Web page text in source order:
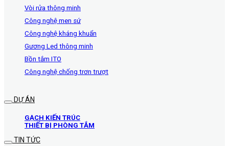
Vòi rửa thông minh
Công nghệ men sứ
Công nghệ kháng khuẩn
Gương Led thông minh
Bồn tắm ITO
Công nghệ chống trơn trượt
DỰ ÁN
GẠCH KIẾN TRÚC
THIẾT BỊ PHÒNG TẮM
TIN TỨC